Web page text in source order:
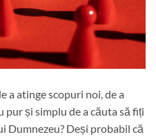
a atinge scopuri noi, de a
și simplu de a căuta să fiți
Dumnezeu? Deși probabil că